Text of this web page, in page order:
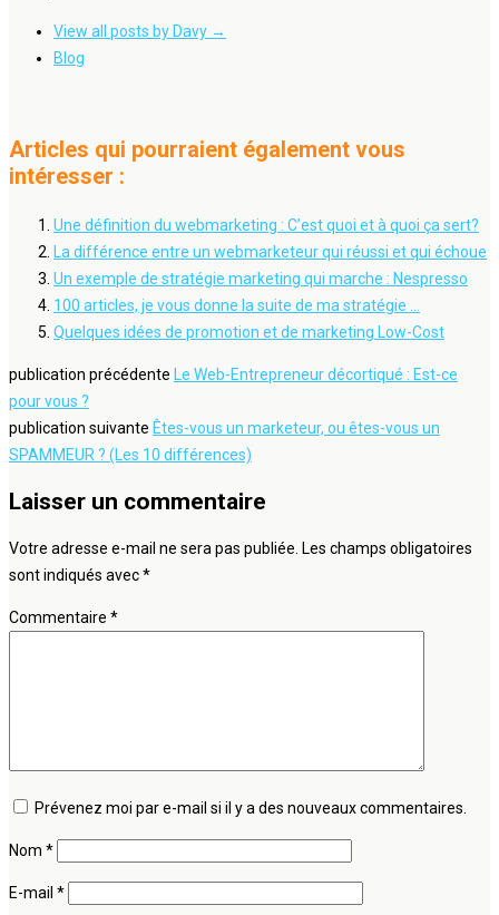
View all posts by Davy →
Blog
Articles qui pourraient également vous
intéresser :
Une définition du webmarketing : C’est quoi et à quoi ça sert?
La différence entre un webmarketeur qui réussi et qui échoue
Un exemple de stratégie marketing qui marche : Nespresso
100 articles, je vous donne la suite de ma stratégie …
Quelques idées de promotion et de marketing Low-Cost
publication précédente Le Web-Entrepreneur décortiqué : Est-ce
pour vous ?
publication suivante Êtes-vous un marketeur, ou êtes-vous un
SPAMMEUR ? (Les 10 différences)
Laisser un commentaire
Votre adresse e-mail ne sera pas publiée. Les champs obligatoires
sont indiqués avec*
Commentaire *
Prévenez moi par e-mail si il y a des nouveaux commentaires.
Nom *
E-mail *